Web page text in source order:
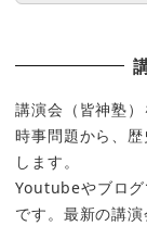
講演会（皆神塾）
時事問題から、
します。
Youtubeやブログ
です。最新の講